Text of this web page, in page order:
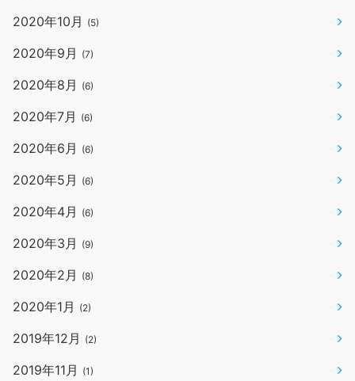
2020年10月 (5)
2020年9月 (7)
2020年8月 (6)
2020年7月 (6)
2020年6月 (6)
2020年5月 (6)
2020年4月 (6)
2020年3月 (9)
2020年2月 (8)
2020年1月 (2)
2019年12月 (2)
2019年11月 (1)